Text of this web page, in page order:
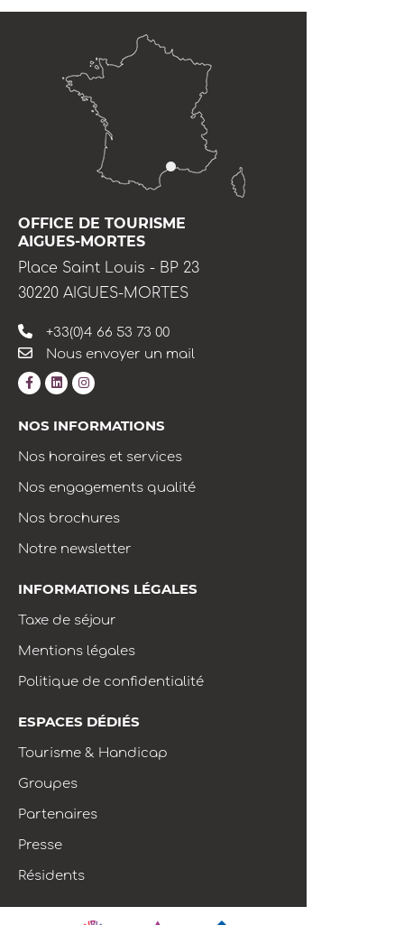
OFFICE DE TOURISME
AIGUES-MORTES
Place Saint Louis - BP 23
30220 AIGUES-MORTES
+33(0)4 66 53 73 00
Nous envoyer un mail
NOS INFORMATIONS
Nos horaires et services
Nos engagements qualité
Nos brochures
Notre newsletter
INFORMATIONS LÉGALES
Taxe de séjour
Mentions légales
Politique de confidentialité
ESPACES DÉDIÉS
Tourisme & Handicap
Groupes
Partenaires
Presse
Résidents